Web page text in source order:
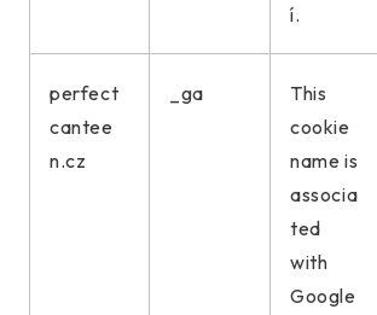
í.
perfect
cantee
n.cz
_ga
This
cookie
name is
associa
ted
with
Google